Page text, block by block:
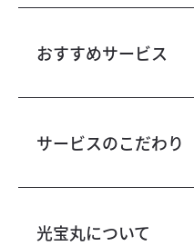
おすすめサービス
サービスのこだわり
光宝丸について